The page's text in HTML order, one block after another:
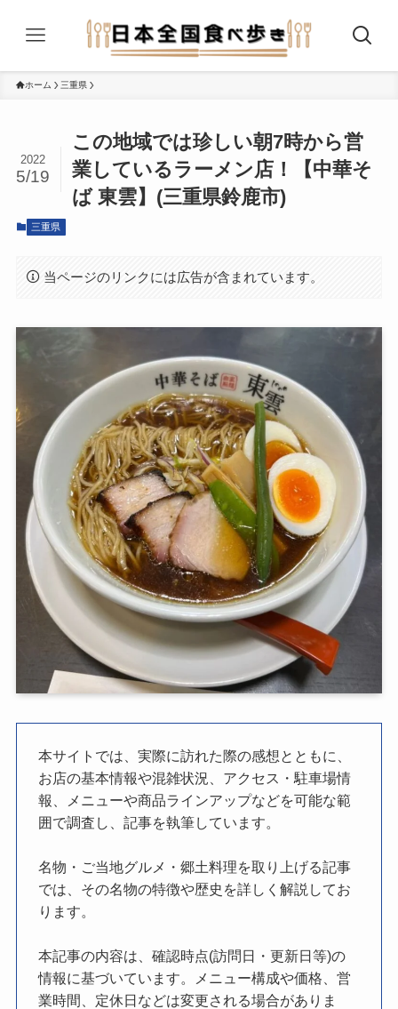
ホーム 三重県
この地域では珍しい朝7時から営
業しているラーメン店！【中華そ
ば 東雲】(三重県鈴鹿市)
2022
5/19
三重県
当ページのリンクには広告が含まれています。
本サイトでは、実際に訪れた際の感想とともに、
お店の基本情報や混雑状況、アクセス・駐車場情
報、メニューや商品ラインアップなどを可能な範
囲で調査し、記事を執筆しています。
名物・ご当地グルメ・郷土料理を取り上げる記事
では、その名物の特徴や歴史を詳しく解説してお
ります。
本記事の内容は、確認時点(訪問日・更新日等)の
情報に基づいています。メニュー構成や価格、営
業時間、定休日などは変更される場合がありま